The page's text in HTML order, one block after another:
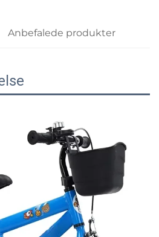
Anbefalede produkter